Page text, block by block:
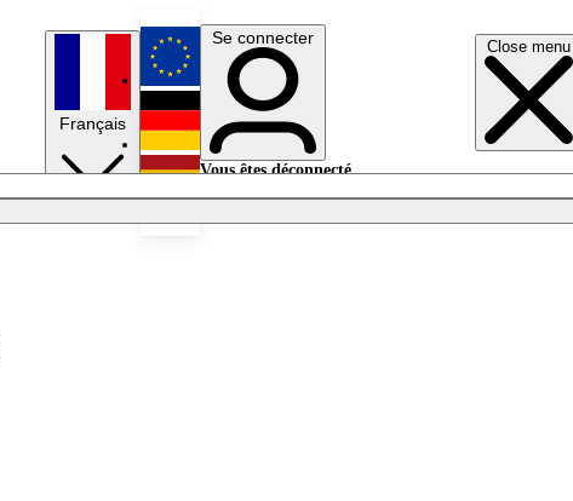
Close menu
Français
English
Deutsch
Se connecter
Vous êtes déconnecté.